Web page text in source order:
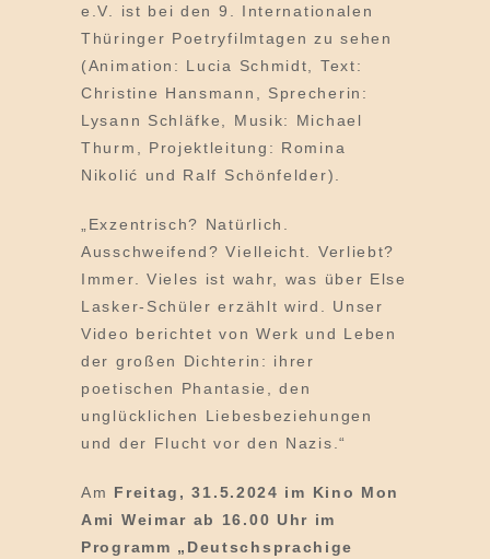
e.V. ist bei den 9. Internationalen
Thüringer Poetryfilmtagen zu sehen
(Animation: Lucia Schmidt, Text:
Christine Hansmann, Sprecherin:
Lysann Schläfke, Musik: Michael
Thurm, Projektleitung: Romina
Nikolić und Ralf Schönfelder).
„Exzentrisch? Natürlich.
Ausschweifend? Vielleicht. Verliebt?
Immer. Vieles ist wahr, was über Else
Lasker-Schüler erzählt wird. Unser
Video berichtet von Werk und Leben
der großen Dichterin: ihrer
poetischen Phantasie, den
unglücklichen Liebesbeziehungen
und der Flucht vor den Nazis.“
Am Freitag, 31.5.2024 im Kino Mon
Ami Weimar ab 16.00 Uhr im
Programm „Deutschsprachige